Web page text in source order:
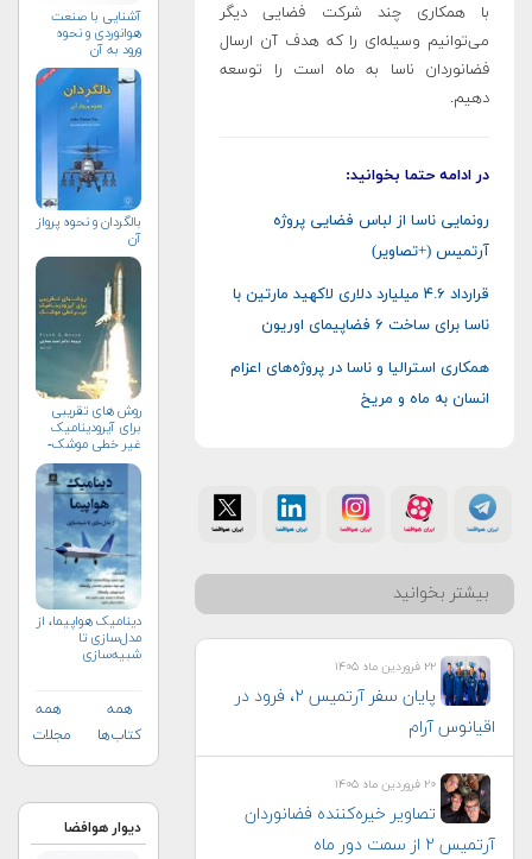
با همکاری چند شرکت فضایی دیگر
می‌توانیم وسیله‌ای را که هدف آن ارسال
فضانوردان ناسا به ماه است را توسعه
دهیم.
در ادامه حتما بخوانید:
رونمایی ناسا از لباس فضایی پروژه
آرتمیس (+تصاویر)
قرارداد ۴.۶ میلیارد دلاری لاکهید‌ مارتین با
ناسا برای ساخت ۶ فضاپیمای اوریون
همکاری استرالیا و ناسا در پروژه‌های اعزام
انسان به ماه و مریخ
بیشتر بخوانید
۲۲ فروردین ماه ۱۴۰۵
پایان سفر آرتمیس ۲، فرود در
اقیانوس آرام
۲۰ فروردین ماه ۱۴۰۵
تصاویر خیره‌کننده فضانوردان
آرتمیس ۲ از سمت دور ماه
آشنایی با صنعت
هوانوردی و نحوه
ورود به آن
بالگردان و نحوه پرواز
آن
روش های تقریبی
برای آیرودینامیک
غیر خطی موشک-
جلد دوم
دینامیک هواپیما، از
مدل‌سازی تا
شبیه‌سازی
همه
کتاب‌ها
همه
مجلات
دیوار هوافضا